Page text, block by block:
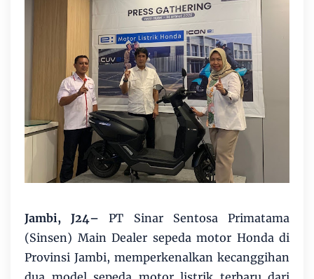
Jambi, J24– PT Sinar Sentosa Primatama
(Sinsen) Main Dealer sepeda motor Honda di
Provinsi Jambi, memperkenalkan kecanggihan